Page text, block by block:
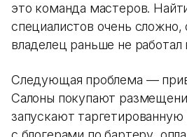
это команда мастеров.
специалистов очень сложно,
владелец раньше не работал
Следующая проблема —
Салоны покупают
запускают